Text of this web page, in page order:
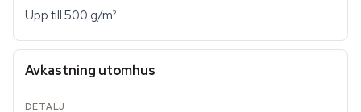
Upp till 500 g/m²
Avkastning utomhus